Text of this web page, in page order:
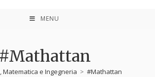
MENU
#Mathattan
Matematica e Ingegneria > #Mathattan